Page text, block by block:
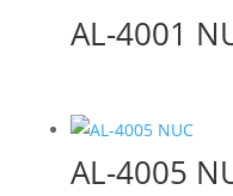
AL-4001
AL-4005